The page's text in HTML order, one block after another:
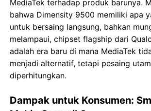
MediaTek terhadap produk barunya.
bahwa Dimensity 9500 memiliki apa
untuk bersaing langsung, bahkan
melampaui, chipset flagship dari
adalah era baru di mana MediaTek
menjadi alternatif, tetapi pesaing
diperhitungkan.
Dampak untuk Konsumen: